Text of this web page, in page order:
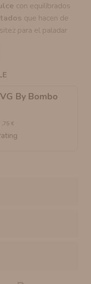
con equilibrados
que hacen de
para el paladar
By Bombo
,75 €